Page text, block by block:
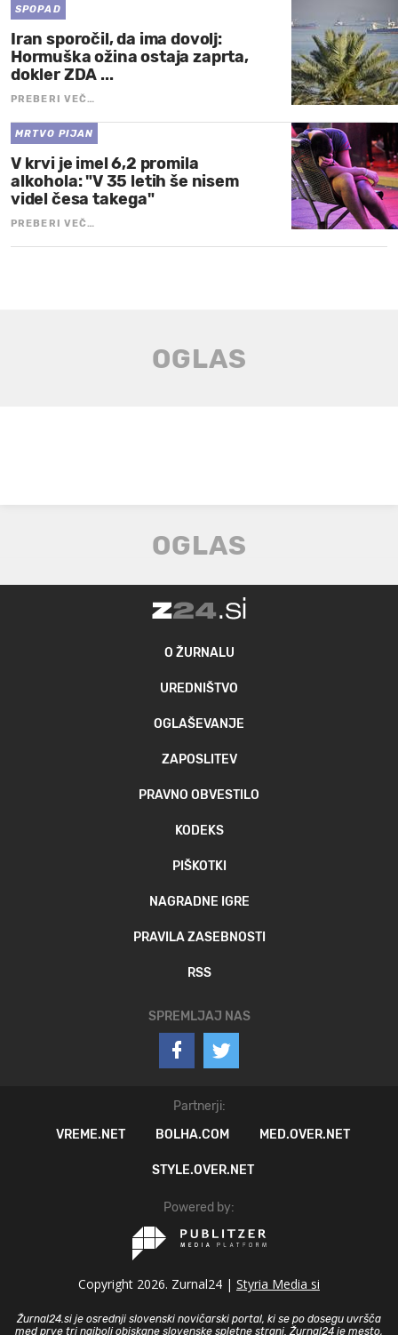
SPOPAD
Iran sporočil, da ima dovolj:
Hormuška ožina ostaja zaprta,
dokler ZDA ...
PREBERI VEČ…
MRTVO PIJAN
V krvi je imel 6,2 promila
alkohola: "V 35 letih še nisem
videl česa takega"
PREBERI VEČ…
O ŽURNALU
UREDNIŠTVO
OGLAŠEVANJE
ZAPOSLITEV
PRAVNO OBVESTILO
KODEKS
PIŠKOTKI
NAGRADNE IGRE
PRAVILA ZASEBNOSTI
RSS
SPREMLJAJ NAS
Partnerji:
VREME.NET
BOLHA.COM MED.OVER.NET
STYLE.OVER.NET
Powered by:
Copyright 2026. Zurnal24 | Styria Media si
Žurnal24.si je osrednji slovenski novičarski portal, ki se po dosegu uvršča
med prve tri najbolj obiskane slovenske spletne strani. Žurnal24 je mesto,